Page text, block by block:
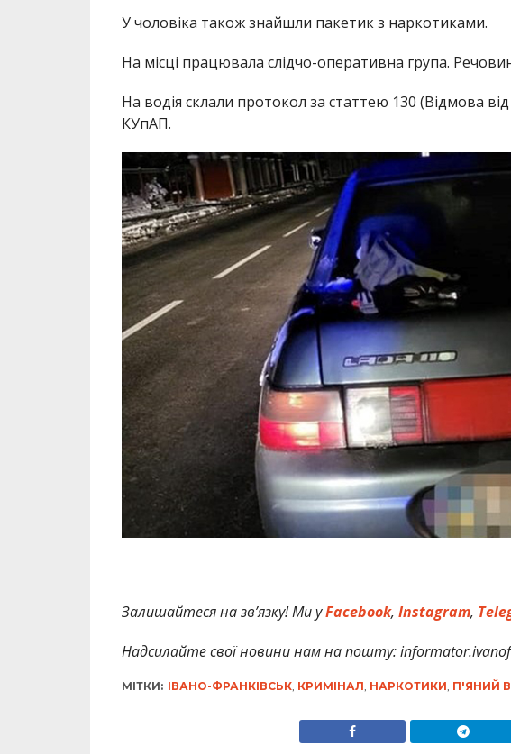
У чоловіка також знайшли пакетик з наркотиками.
На місці працювала слідчо-оперативна група.
На водія склали протокол за статтею 130 (Відмова
КУпАП.
Залишайтеся на зв’язку! Ми уFacebook, Instagram,
Надсилайте свої новини нам на пошту:
МІТКИ: ІВАНО-ФРАНКІВСЬК, КРИМІНАЛ НАРКОТИКИ П'ЯНИЙ